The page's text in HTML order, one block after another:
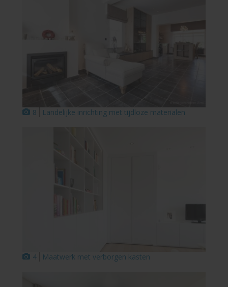
8 Landelijke inrichting met tijdloze materialen
4 Maatwerk met verborgen kasten